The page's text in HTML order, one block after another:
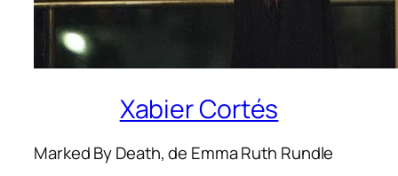
Xabier Cortés
Marked By Death, de Emma Ruth Rundle